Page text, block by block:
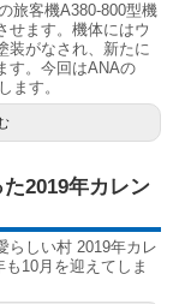
旅客機A380-800型機
せます。機体にはウ
装がなされ、新たに
す。今回はANAの
ます。
2019年カレン
らしい村 2019年カレ
10月を迎えてしま